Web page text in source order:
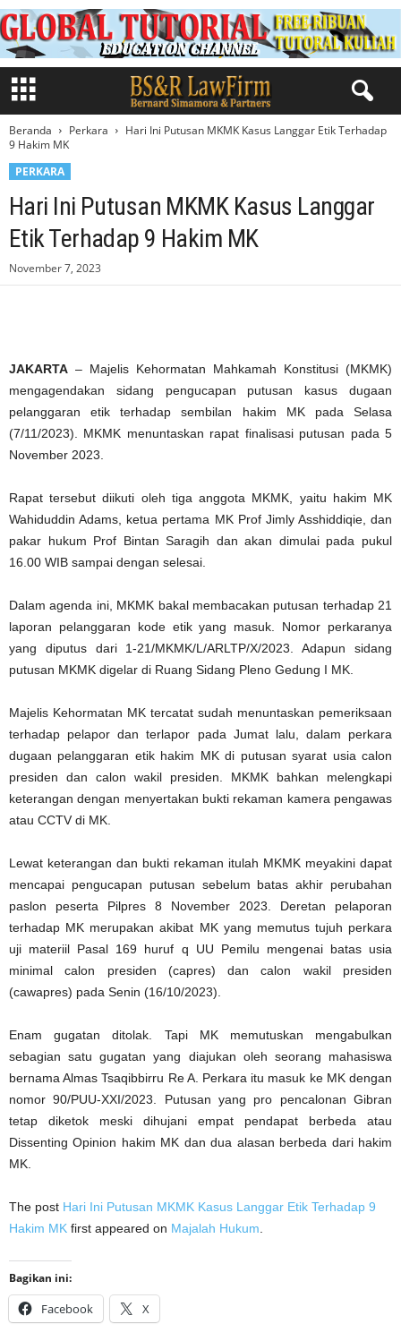
Beranda Perkara
Hari Ini Putusan MKMK Kasus Langgar Etik Terhadap
9 Hakim MK
PERKARA
Hari Ini Putusan MKMK Kasus Langgar
Etik Terhadap 9 Hakim MK
November 7, 2023
JAKARTA – Majelis Kehormatan Mahkamah Konstitusi (MKMK)
mengagendakan sidang pengucapan putusan kasus dugaan
pelanggaran etik terhadap sembilan hakim MK pada Selasa
(7/11/2023). MKMK menuntaskan rapat finalisasi putusan pada 5
November 2023.
Rapat tersebut diikuti oleh tiga anggota MKMK, yaitu hakim MK
Wahiduddin Adams, ketua pertama MK Prof Jimly Asshiddiqie, dan
pakar hukum Prof Bintan Saragih dan akan dimulai pada pukul
16.00 WIB sampai dengan selesai.
Dalam agenda ini, MKMK bakal membacakan putusan terhadap 21
laporan pelanggaran kode etik yang masuk. Nomor perkaranya
yang diputus dari 1-21/MKMK/L/ARLTP/X/2023. Adapun sidang
putusan MKMK digelar di Ruang Sidang Pleno Gedung I MK.
Majelis Kehormatan MK tercatat sudah menuntaskan pemeriksaan
terhadap pelapor dan terlapor pada Jumat lalu, dalam perkara
dugaan pelanggaran etik hakim MK di putusan syarat usia calon
presiden dan calon wakil presiden. MKMK bahkan melengkapi
keterangan dengan menyertakan bukti rekaman kamera pengawas
atau CCTV di MK.
Lewat keterangan dan bukti rekaman itulah MKMK meyakini dapat
mencapai pengucapan putusan sebelum batas akhir perubahan
paslon peserta Pilpres 8 November 2023. Deretan pelaporan
terhadap MK merupakan akibat MK yang memutus tujuh perkara
uji materiil Pasal 169 huruf q UU Pemilu mengenai batas usia
minimal calon presiden (capres) dan calon wakil presiden
(cawapres) pada Senin (16/10/2023).
Enam gugatan ditolak. Tapi MK memutuskan mengabulkan
sebagian satu gugatan yang diajukan oleh seorang mahasiswa
bernama Almas Tsaqibbirru Re A. Perkara itu masuk ke MK dengan
nomor 90/PUU-XXI/2023. Putusan yang pro pencalonan Gibran
tetap diketok meski dihujani empat pendapat berbeda atau
Dissenting Opinion hakim MK dan dua alasan berbeda dari hakim
MK.
The post Hari Ini Putusan MKMK Kasus Langgar Etik Terhadap 9
Hakim MK first appeared on Majalah Hukum
Bagikan ini:
Facebook X